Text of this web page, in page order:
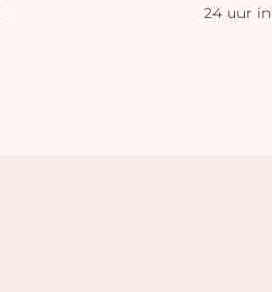
24 uur